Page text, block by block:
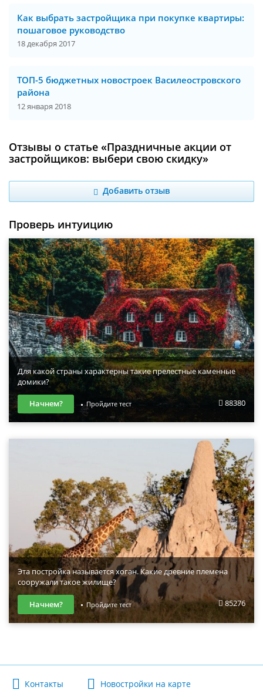
Как выбрать застройщика при покупке квартиры:
пошаговое руководство
18 декабря 2017
ТОП-5 бюджетных новостроек Василеостровского
района
12 января 2018
Отзывы о статье «Праздничные акции от
застройщиков: выбери свою скидку»
Добавить отзыв
Проверь интуицию
Для какой страны характерны такие прелестные каменные
домики?
88380
Начнем? Пройдите тест
Эта постройка называется хоган. Какие древние племена
сооружали такое жилище?
85276
Начнем? Пройдите тест
Контакты Новостройки на карте